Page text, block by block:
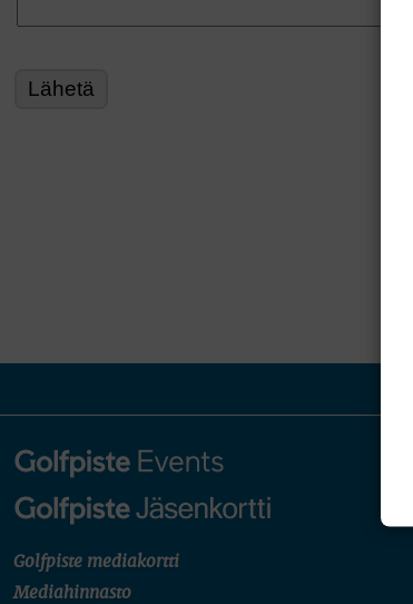
Golfpiste mediakortti
Mediahinnasto